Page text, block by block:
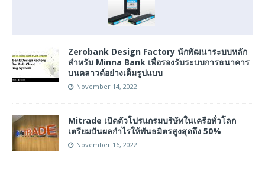
Zerobank Design Factory นักพัฒนาระบบหลัก
สำหรับ Minna Bank เพื่อรองรับระบบการธนาคาร
บนคลาวด์อย่างเต็มรูปแบบ
November 14, 2022
Mitrade เปิดตัวโปรแกรมบริษัทในเครือทั่วโลก
เตรียมปันผลกำไรให้พันธมิตรสูงสุดถึง 50%
November 16, 2022